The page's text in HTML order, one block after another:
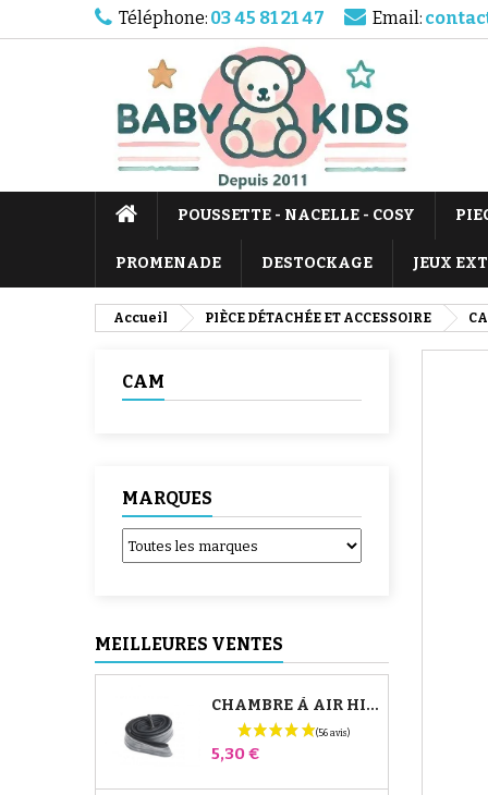
Téléphone: 03 45 81 21 47 Email:
POUSSETTE - NACELLE - COSY
PROMENADE DESTOCKAGE JEUX
Accueil PIÈCE DÉTACHÉE ET ACCESSOIRE
CAM
MARQUES
MEILLEURES VENTES
CHAMBRE À AIR HIGH TREK BÉBÉ CONFORT
Prix
5,30 €